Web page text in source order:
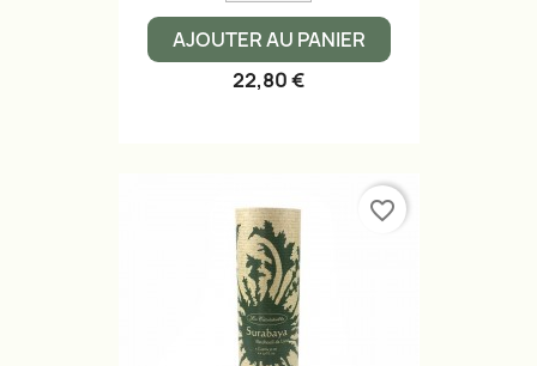
AJOUTER AU PANIER
22,80 €
favorite_border